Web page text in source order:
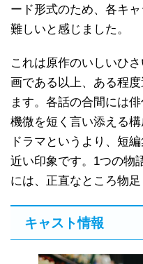
ード形式のため、各キ
難しいと感じました。
これは原作のいしいひ
画である以上、ある程
ます。各話の合間には
機微を短く言い添える
ドラマというより、短
近い印象です。1つの物
には、正直なところ物足
キャスト情報